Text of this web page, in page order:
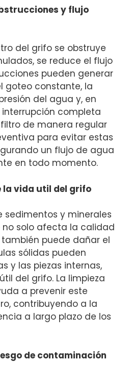
y flujo
del grifo se obstruye
se reduce el flujo
pueden generar
goteo constante, la
del agua y, en
interrupción completa
de manera regular
para evitar estas
un flujo de agua
en todo momento.
la vida util del grifo
sedimentos y minerales
no solo afecta la calidad
puede dañar el
sólidas pueden
y las piezas internas,
del grifo. La limpieza
a prevenir este
contribuyendo a la
a largo plazo de los
de contaminación